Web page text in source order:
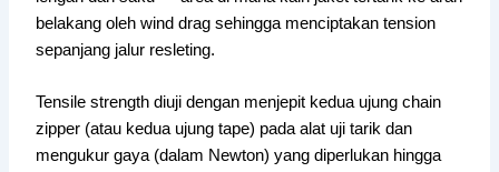
belakang oleh wind drag sehingga menciptakan tension
sepanjang jalur resleting.
Tensile strength diuji dengan menjepit kedua ujung chain
zipper (atau kedua ujung tape) pada alat uji tarik dan
mengukur gaya (dalam Newton) yang diperlukan hingga